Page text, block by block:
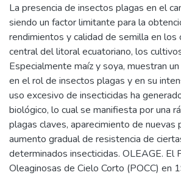
La presencia de insectos plagas en el
siendo un factor limitante para la
rendimientos y calidad de semilla en los
central del litoral ecuatoriano, los
Especialmente maíz y soya, muestran
en el rol de insectos plagas y en su
uso excesivo de insecticidas ha
biológico, lo cual se manifiesta por una
plagas claves, aparecimiento de nuevas
aumento gradual de resistencia de
determinados insecticidas. OLEAGE. El
Oleaginosas de Cielo Corto (POCC) en